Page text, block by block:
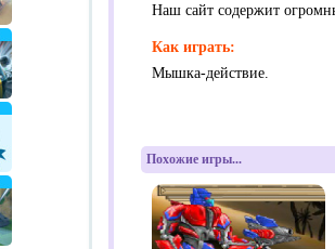
Наш сайт содержит
Как играть:
Мышка-действие.
Похожие игры...